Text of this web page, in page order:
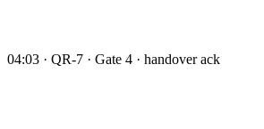
04:03 · QR-7 · Gate 4 · handover ack